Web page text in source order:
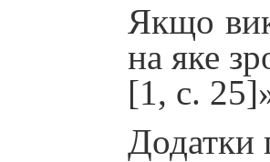
Якщо
на яке
[1, с.
Додатки